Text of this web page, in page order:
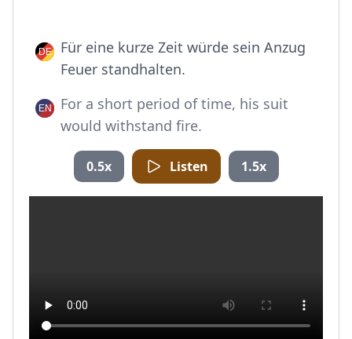
Für eine kurze Zeit würde sein Anzug
Feuer standhalten.
For a short period of time, his suit
would withstand fire.
0.5x Listen 1.5x